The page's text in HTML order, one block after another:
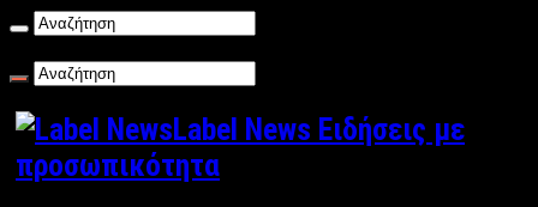
Label News Ειδήσεις με
προσωπικότητα